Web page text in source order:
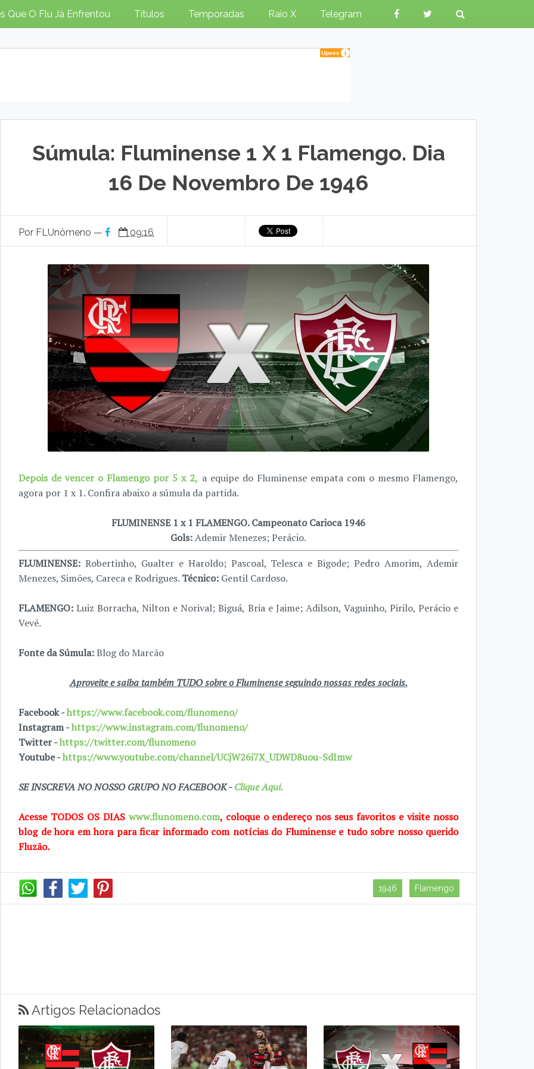
Que O Flu Já Enfrentou Títulos Temporadas Raio X Telegram
Súmula: Fluminense 1 X 1 Flamengo. Dia
16 De Novembro De 1946
Por FLUnômeno — 09:16
Depois de vencer o Flamengo por 5 x 2, a equipe do Fluminense empata com o mesmo Flamengo,
agora por 1 x 1. Confira abaixo a súmula da partida.
FLUMINENSE 1 x 1 FLAMENGO. Campeonato Carioca 1946
Gols:Ademir Menezes; Perácio.
FLUMINENSE: Robertinho, Gualter e Haroldo; Pascoal, Telesca e Bigode; Pedro Amorim, Ademir
Menezes, Simões, Careca e Rodrigues. Técnico: Gentil Cardoso.
FLAMENGO: Luiz Borracha, Nilton e Norival; Biguá, Bria e Jaime; Adilson, Vaguinho, Pirilo, Perácio e
Vevé.
Fonte da Súmula:Blog do Marcão
Aproveite e saiba também TUDO sobre o Fluminense seguindo nossas redes sociais.
Facebook -https://www.facebook.com/flunomeno/
Instagram -https://www.instagram.com/flunomeno/
Twitter -https://twitter.com/flunomeno
Youtube -https://www.youtube.com/channel/UCjW26i7X_UDWD8uou-SdImw
SE INSCREVA NO NOSSO GRUPO NO FACEBOOK -Clique Aqui.
Acesse TODOS OS DIAS www.flunomeno.com, coloque o endereço nos seus favoritos e visite nosso
blog de hora em hora para ficar informado com notícias do Fluminense e tudo sobre nosso querido
Fluzão.
1946 Flamengo
Artigos Relacionados